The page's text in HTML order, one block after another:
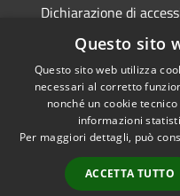
Dichiarazione di
Accessibilità
Privacy
Mappa del sito
Questo sito
Questo sito web utilizza
necessari al corretto
nonché un cookie
informazioni
Per maggiori dettagli, può
ACCETTA TUTTO